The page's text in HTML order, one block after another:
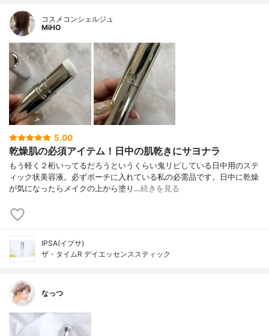
コスメコンシェルジュ
MiHO
5.00
乾燥肌の必須アイテム！日中の肌乾きにサヨナラ
もう軽く２桁いってるだろうというくらい鬼リピしている日中用のステ
ィック状美容液。必ずポーチに入れている私の必需品です。日中に乾燥
が気になったらメイクの上から塗り…続きを見る
IPSA(イプサ)
ザ・タイムR デイエッセンススティック
なっつ